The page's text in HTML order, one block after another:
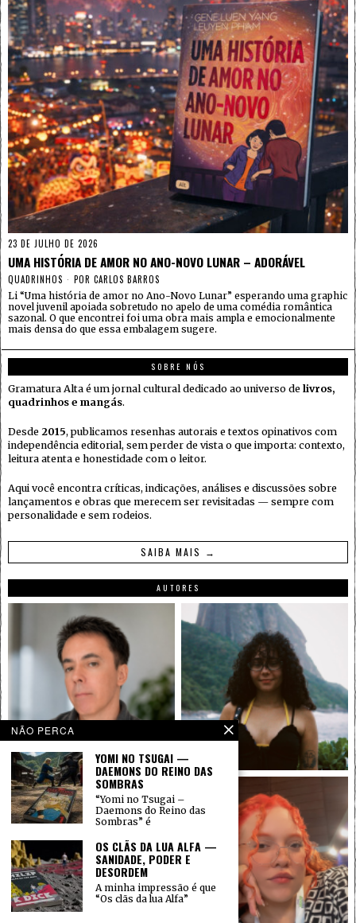
23 DE JULHO DE 2026
UMA HISTÓRIA DE AMOR NO ANO-NOVO LUNAR – ADORÁVEL
QUADRINHOS POR CARLOS BARROS
Li “Uma história de amor no Ano-Novo Lunar” esperando uma graphic
novel juvenil apoiada sobretudo no apelo de uma comédia romântica
sazonal. O que encontrei foi uma obra mais ampla e emocionalmente
mais densa do que essa embalagem sugere.
SOBRE NÓS
Gramatura Alta é um jornal cultural dedicado ao universo de livros,
quadrinhos e mangás.
Desde 2015, publicamos resenhas autorais e textos opinativos com
independência editorial, sem perder de vista o que importa: contexto,
leitura atenta e honestidade com o leitor.
Aqui você encontra críticas, indicações, análises e discussões sobre
lançamentos e obras que merecem ser revisitadas — sempre com
personalidade e sem rodeios.
SAIBA MAIS →
AUTORES
NÃO PERCA
YOMI NO TSUGAI —
DAEMONS DO REINO DAS
SOMBRAS
“Yomi no Tsugai –
Daemons do Reino das
Sombras” é
OS CLÃS DA LUA ALFA —
SANIDADE, PODER E
DESORDEM
A minha impressão é que
“Os clãs da lua Alfa”